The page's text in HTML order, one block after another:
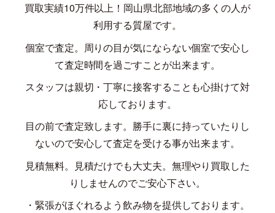
買取実績10万件以上！岡山県北部地域の多くの人が
利用する質屋です。
個室で査定。周りの目が気にならない個室で安心し
て査定時間を過ごすことが出来ます。
スタッフは親切・丁寧に接客することも心掛けて対
応しております。
目の前で査定致します。勝手に裏に持っていたりし
ないので安心して査定を受ける事が出来ます。
見積無料。見積だけでも大丈夫。無理やり買取した
りしませんのでご安心下さい。
・緊張がほぐれるよう飲み物を提供しております。